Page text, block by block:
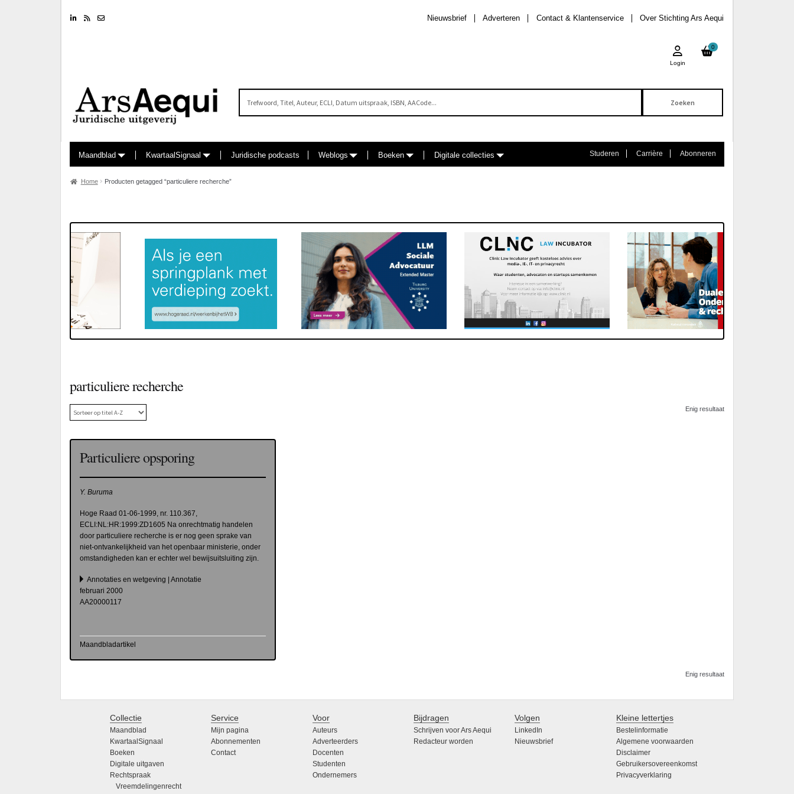
LinkedinRSS feed Over Stichting Ars Aequi
Contact & Klantenservice
Adverteren
Nieuwsbrief
0
Login
Maandblad KwartaalSignaal Juridische podcasts Weblogs Boeken Digitale collecties Studeren Carrière Abonneren
Home Producten getagged “particuliere recherche”
particuliere recherche
Enig resultaat
Particuliere opsporing
Y. Buruma
Hoge Raad 01-06-1999, nr. 110.367,
ECLI:NL:HR:1999:ZD1605 Na onrechtmatig handelen
door particuliere recherche is er nog geen sprake van
niet-ontvankelijkheid van het openbaar ministerie, onder
omstandigheden kan er echter wel bewijsuitsluiting zijn.
Annotaties en wetgeving | Annotatie
februari 2000
AA20000117
Maandbladartikel
Enig resultaat
Collectie
Maandblad
KwartaalSignaal
Boeken
Digitale uitgaven
Rechtspraak
Vreemdelingenrecht
Service
Mijn pagina
Abonnementen
Contact
Voor
Auteurs
Adverteerders
Docenten
Studenten
Ondernemers
Bijdragen
Schrijven voor Ars Aequi
Redacteur worden
Volgen
LinkedIn
Nieuwsbrief
Kleine lettertjes
Bestelinformatie
Algemene voorwaarden
Disclaimer
Gebruikersovereenkomst
Privacyverklaring